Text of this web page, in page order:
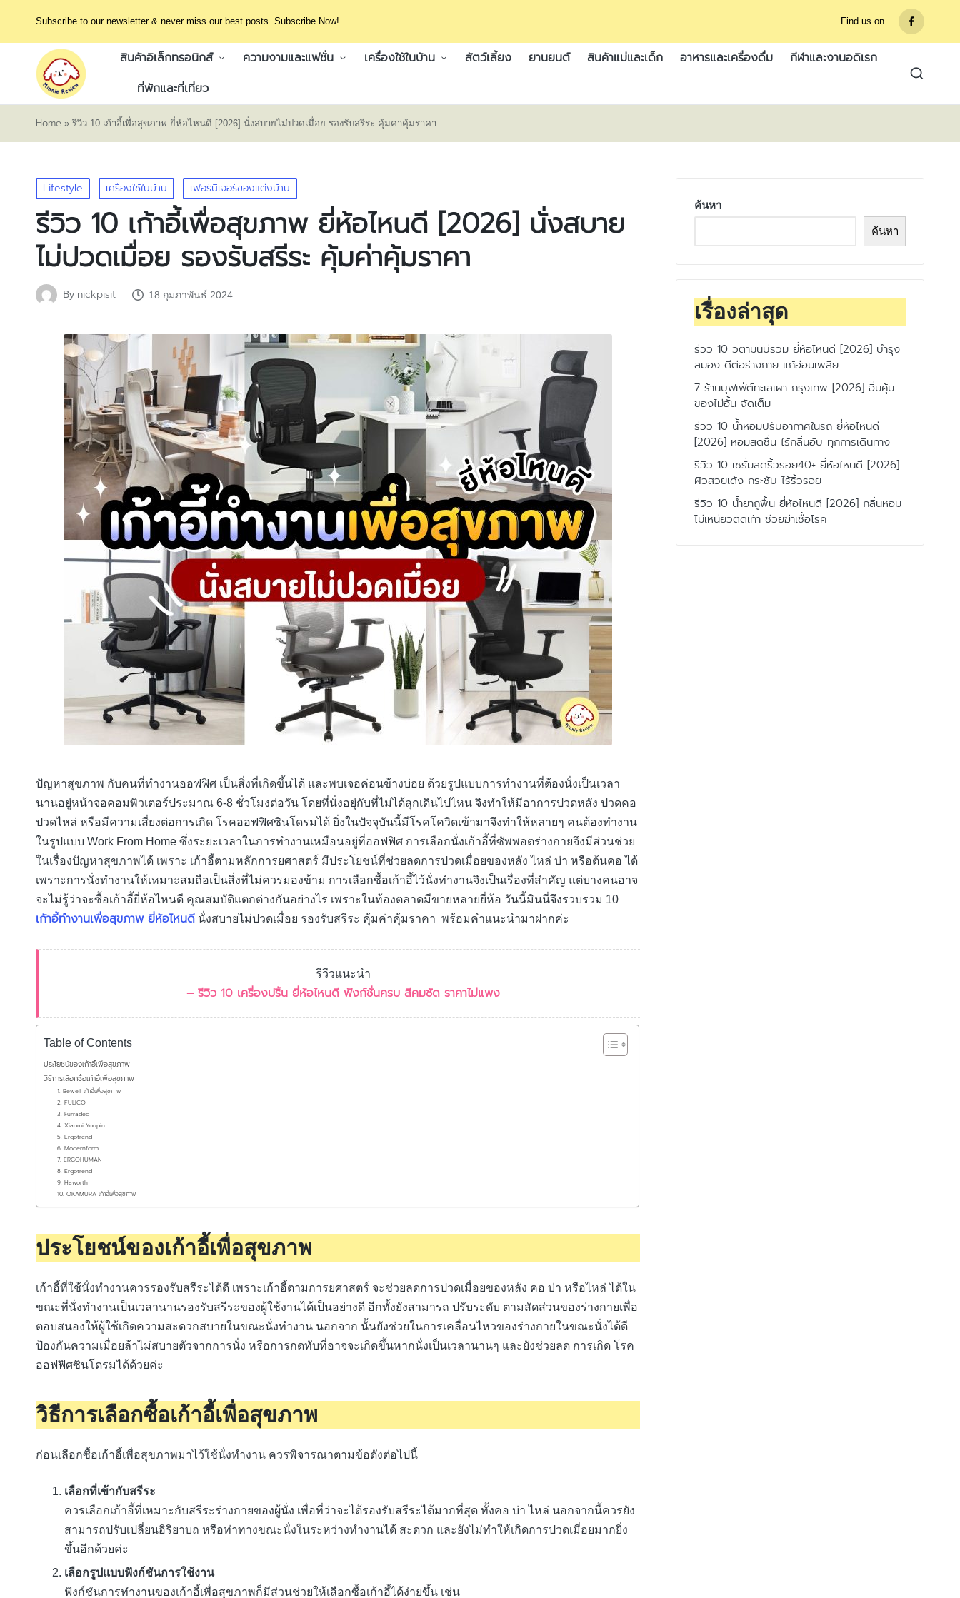
Subscribe to our newsletter & never miss our best posts. Subscribe Now! Find us on
รายการ
เมนู
สินค้าอิเล็กทรอนิกส์ ความงามและแฟชั่น เครื่องใช้ในบ้าน สัตว์เลี้ยง ยานยนต์ สินค้าแม่และเด็ก อาหารและเครื่องดื่ม
กีฬาและงานอดิเรก
ที่พักและที่เที่ยว
Home » รีวิว 10 เก้าอี้เพื่อสุขภาพ ยี่ห้อไหนดี [2026] นั่งสบายไม่ปวดเมื่อย รองรับสรีระ คุ้มค่าคุ้มราคา
Posted
in
Lifestyle เครื่องใช้ในบ้าน เฟอร์นิเจอร์ของแต่งบ้าน
รีวิว 10 เก้าอี้เพื่อสุขภาพ ยี่ห้อไหนดี [2026] นั่งสบาย
ไม่ปวดเมื่อย รองรับสรีระ คุ้มค่าคุ้มราคา
Posted
By nickpisit 18 กุมภาพันธ์ 2024
ปัญหาสุขภาพ กับคนที่ทำงานออฟฟิศ เป็นสิ่งที่เกิดขึ้นได้ และพบเจอค่อนข้างบ่อย ด้วยรูปแบบการทำงานที่ต้องนั่งเป็นเวลา
นานอยู่หน้าจอคอมพิวเตอร์ประมาณ 6-8 ชั่วโมงต่อวัน โดยที่นั่งอยุ่กับที่ไม่ได้ลุกเดินไปไหน จึงทำให้มีอาการปวดหลัง ปวดคอ
ปวดไหล่ หรือมีความเสี่ยงต่อการเกิด โรคออฟฟิศซินโดรมได้ ยิ่งในปัจจุบันนี้มีโรคโควิดเข้ามาจึงทำให้หลายๆ คนต้องทำงาน
ในรูปแบบ Work From Home ซึ่งระยะเวลาในการทำงานเหมือนอยู่ที่ออฟฟิศ การเลือกนั่งเก้าอี้ที่ซัพพอตร่างกายจึงมีส่วนช่วย
ในเรื่องปัญหาสุขภาพได้ เพราะ เก้าอี้ตามหลักการยศาสตร์ มีประโยชน์ที่ช่วยลดการปวดเมื่อยของหลัง ไหล่ บ่า หรือต้นคอ ได้
เพราะการนั่งทำงานให้เหมาะสมถือเป็นสิ่งที่ไม่ควรมองข้าม การเลือกซื้อเก้าอี้ไว้นั่งทำงานจึงเป็นเรื่องที่สำคัญ แต่บางคนอาจ
จะไม่รู้ว่าจะซื้อเก้าอี้ยี่ห้อไหนดี คุณสมบัติแตกต่างกันอย่างไร เพราะในท้องตลาดมีขายหลายยี่ห้อ วันนี้มินนี่จึงรวบรวม 10
เก้าอี้ทำงานเพื่อสุขภาพ ยี่ห้อไหนดี นั่งสบายไม่ปวดเมื่อย รองรับสรีระ คุ้มค่าคุ้มราคา พร้อมคำแนะนำมาฝากค่ะ
รีวีวแนะนำ
– รีวิว 10 เครื่องปริ้น ยี่ห้อไหนดี ฟังก์ชั่นครบ สีคมชัด ราคาไม่แพง
Table of Contents
ประโยชน์ของเก้าอี้เพื่อสุขภาพ
วิธีการเลือกซื้อเก้าอี้เพื่อสุขภาพ
1. Bewell เก้าอี้เพื่อสุขภาพ
2. FULICO
3. Furradec
4. Xiaomi Youpin
5. Ergotrend
6. Modernform
7. ERGOHUMAN
8. Ergotrend
9. Haworth
10. OKAMURA เก้าอี้เพื่อสุขภาพ
ประโยชน์ของเก้าอี้เพื่อสุขภาพ
เก้าอี้ที่ใช้นั่งทำงานควรรองรับสรีระได้ดี เพราะเก้าอี้ตามการยศาสตร์ จะช่วยลดการปวดเมื่อยของหลัง คอ บ่า หรือไหล่ ได้ใน
ขณะที่นั่งทำงานเป็นเวลานานรองรับสรีระของผู้ใช้งานได้เป็นอย่างดี อีกทั้งยังสามารถ ปรับระดับ ตามสัดส่วนของร่างกายเพื่อ
ตอบสนองให้ผู้ใช้เกิดความสะดวกสบายในขณะนั่งทำงาน นอกจาก นั้นยังช่วยในการเคลื่อนไหวของร่างกายในขณะนั่งได้ดี
ป้องกันความเมื่อยล้าไม่สบายตัวจากการนั่ง หรือการกดทับที่อาจจะเกิดขึ้นหากนั่งเป็นเวลานานๆ และยังช่วยลด การเกิด โรค
ออฟฟิศซินโดรมได้ด้วยค่ะ
วิธีการเลือกซื้อเก้าอี้เพื่อสุขภาพ
ก่อนเลือกซื้อเก้าอี้เพื่อสุขภาพมาไว้ใช้นั่งทำงาน ควรพิจารณาตามข้อดังต่อไปนี้
เลือกที่เข้ากับสรีระ
ควรเลือกเก้าอี้ที่เหมาะกับสรีระร่างกายของผู้นั่ง เพื่อที่ว่าจะได้รองรับสรีระได้มากที่สุด ทั้งคอ บ่า ไหล่ นอกจากนี้ควรยัง
สามารถปรับเปลี่ยนอิริยาบถ หรือท่าทางขณะนั่งในระหว่างทำงานได้ สะดวก และยังไม่ทำให้เกิดการปวดเมี่อยมากยิ่ง
ขึ้นอีกด้วยค่ะ
เลือกรูปแบบฟังก์ชันการใช้งาน
ฟังก์ชันการทำงานของเก้าอี้เพื่อสุขภาพก็มีส่วนช่วยให้เลือกซื้อเก้าอี้ได้ง่ายขึ้น เช่น
ค้นหา
ค้นหา
เรื่องล่าสุด
รีวิว 10 วิตามินบีรวม ยี่ห้อไหนดี [2026] บำรุง
สมอง ดีต่อร่างกาย แก้อ่อนเพลีย
7 ร้านบุฟเฟ่ต์ทะเลเผา กรุงเทพ [2026] อิ่มคุ้ม
ของไม่อั้น จัดเต็ม
รีวิว 10 น้ำหอมปรับอากาศในรถ ยี่ห้อไหนดี
[2026] หอมสดชื่น ไร้กลิ่นอับ ทุกการเดินทาง
รีวิว 10 เซรั่มลดริ้วรอย40+ ยี่ห้อไหนดี [2026]
ผิวสวยเด้ง กระชับ ไร้ริ้วรอย
รีวิว 10 น้ำยาถูพื้น ยี่ห้อไหนดี [2026] กลิ่นหอม
ไม่เหนียวติดเท้า ช่วยฆ่าเชื้อโรค